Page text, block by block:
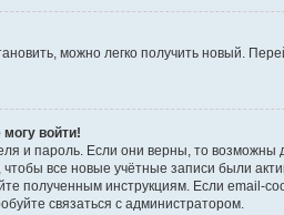
можно легко получить новый.
могу войти!
и пароль. Если они верны, то возможны
все новые учётные записи были
полученным инструкциям. Если email-
связаться с администратором.